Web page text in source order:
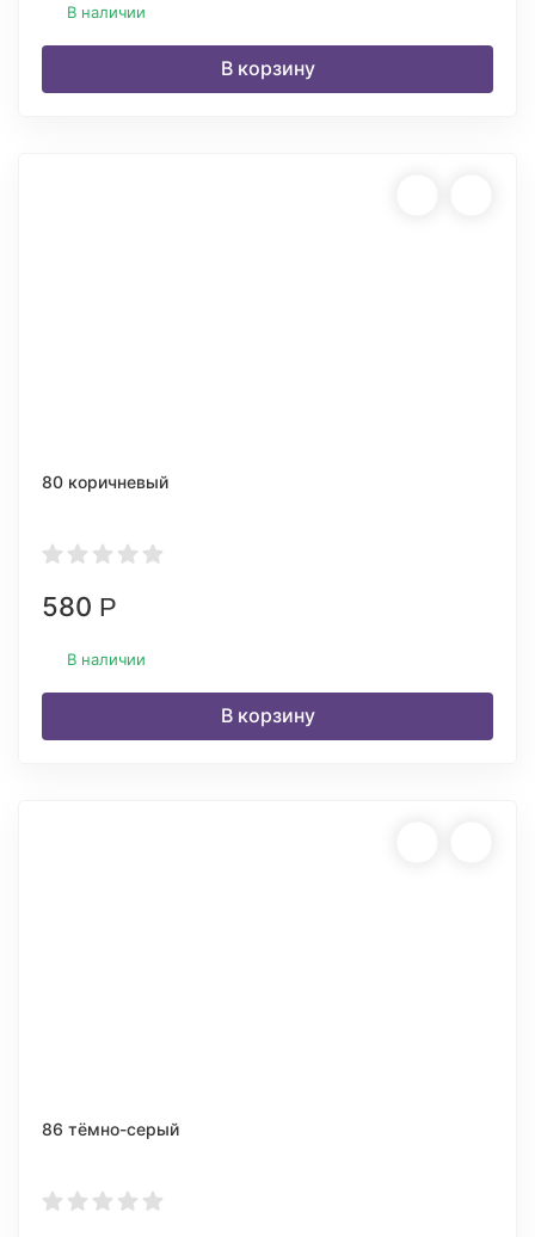
В наличии
В корзину
80 коричневый
580 Р
В наличии
В корзину
86 тёмно-серый